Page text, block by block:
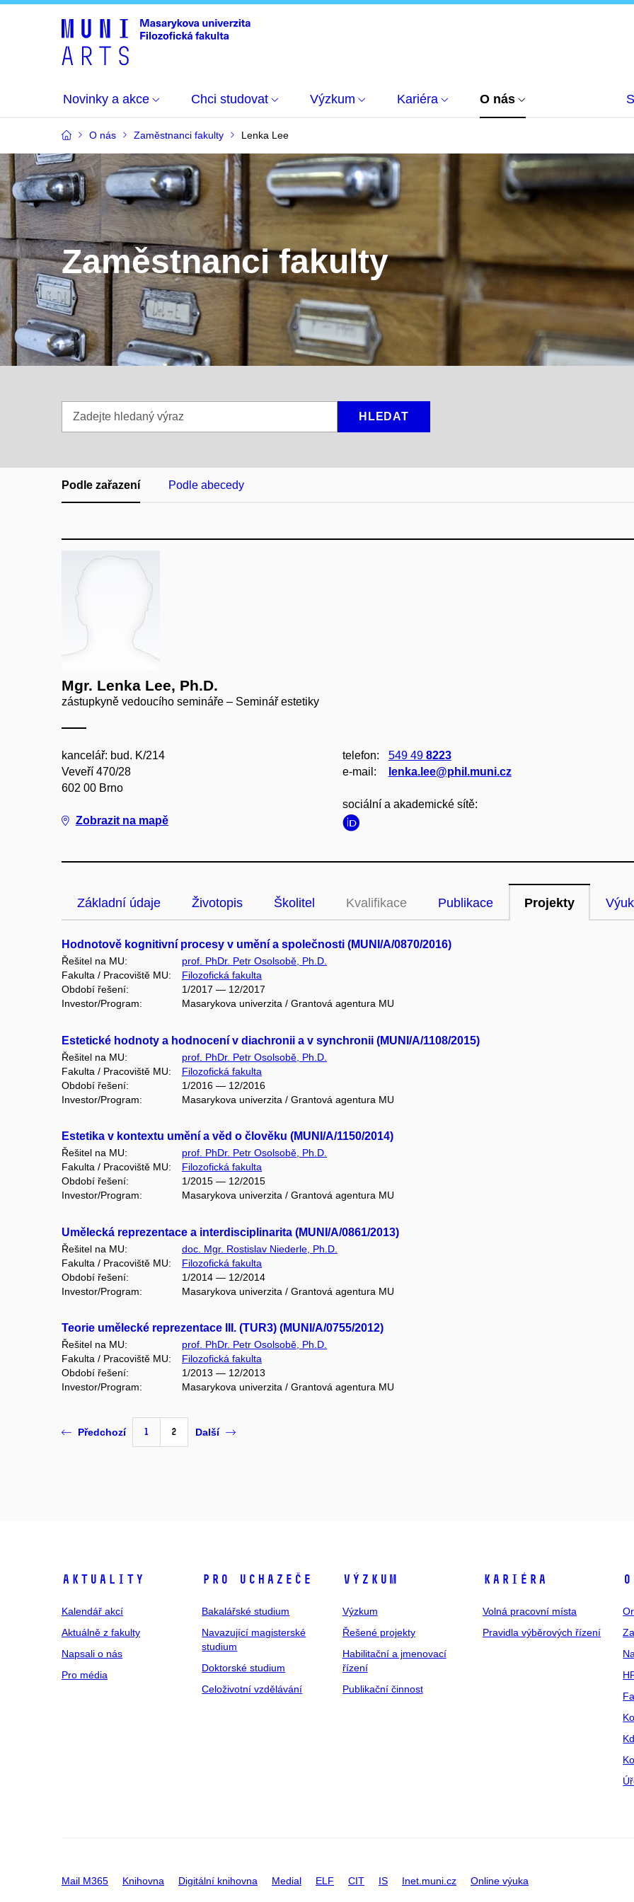
Novinky a akce Chci studovat Výzkum Kariéra O nás
O nás Zaměstnanci fakulty Lenka Lee
Zaměstnanci fakulty
hledaný
HLEDAT
Podle zařazení Podle abecedy
Mgr. Lenka Lee, Ph.D.
zástupkyně vedoucího semináře – Seminář estetiky
kancelář: bud. K/214
Veveří 470/28
602 00 Brno
Zobrazit na mapě
telefon: 549 49 8223
e‑mail:
lenka.lee@phil.muni.cz
sociální a akademické sítě:
Základní údaje Životopis Školitel Kvalifikace Publikace Projekty
Hodnotově kognitivní procesy v umění a společnosti (MUNI/A/0870/2016)
Řešitel na MU:
prof. PhDr. Petr Osolsobě, Ph.D.
Fakulta / Pracoviště MU:
Filozofická fakulta
Období řešení:
1/2017 — 12/2017
Investor/Program:
Masarykova univerzita / Grantová agentura MU
Estetické hodnoty a hodnocení v diachronii a v synchronii (MUNI/A/1108/2015)
Řešitel na MU:
prof. PhDr. Petr Osolsobě, Ph.D.
Fakulta / Pracoviště MU:
Filozofická fakulta
Období řešení:
1/2016 — 12/2016
Investor/Program:
Masarykova univerzita / Grantová agentura MU
Estetika v kontextu umění a věd o člověku (MUNI/A/1150/2014)
Řešitel na MU:
prof. PhDr. Petr Osolsobě, Ph.D.
Fakulta / Pracoviště MU:
Filozofická fakulta
Období řešení:
1/2015 — 12/2015
Investor/Program:
Masarykova univerzita / Grantová agentura MU
Umělecká reprezentace a interdisciplinarita (MUNI/A/0861/2013)
Řešitel na MU:
doc. Mgr. Rostislav Niederle, Ph.D.
Fakulta / Pracoviště MU:
Filozofická fakulta
Období řešení:
1/2014 — 12/2014
Investor/Program:
Masarykova univerzita / Grantová agentura MU
Teorie umělecké reprezentace III. (TUR3) (MUNI/A/0755/2012)
Řešitel na MU:
prof. PhDr. Petr Osolsobě, Ph.D.
Fakulta / Pracoviště MU:
Filozofická fakulta
Období řešení:
1/2013 — 12/2013
Investor/Program:
Masarykova univerzita / Grantová agentura MU
Předchozí 1 2 Další
Aktuality
Kalendář akcí
Aktuálně z fakulty
Napsali o nás
Pro média
Pro uchazeče
Bakalářské studium
Navazující magisterské
studium
Doktorské studium
Celoživotní vzdělávání
Výzkum
Výzkum
Řešené projekty
Habilitační a jmenovací
řízení
Publikační činnost
Kariéra
Volná pracovní místa
Pravidla výběrových řízení
Mail M365 Knihovna Digitální knihovna Medial ELF CIT IS Inet.muni.cz Online výuka